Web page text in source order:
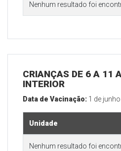
Nenhum resultado foi
CRIANÇAS DE 6 A 11
INTERIOR
Data de Vacinação: 1 de
Unidade
Nenhum resultado foi